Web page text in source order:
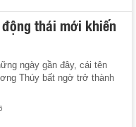
thái mới khiến
ngày gần đây, cái tên
Thúy bất ngờ trở thành